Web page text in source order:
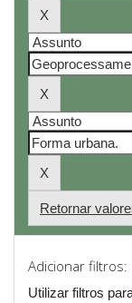
Retornar
Adicionar filtros:
Utilizar filtros